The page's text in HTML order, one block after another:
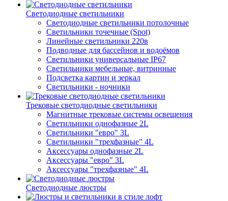
Светодиодные светильники
Светодиодные светильники потолочные
Светильники точечные (Spot)
Линейные светильники 220в
Подводные для бассейнов и водоёмов
Светильники универсальные IP67
Светильники мебельные, витринные
Подсветка картин и зеркал
Светильники - ночники
Трековые светодиодные светильники
Магнитные трековые системы освещения
Светильники однофазные 2L
Светильники "евро" 3L
Светильники "трехфазные" 4L
Аксессуары однофазные 2L
Аксессуары "евро" 3L
Аксессуары "трехфазные" 4L
Светодиодные люстры